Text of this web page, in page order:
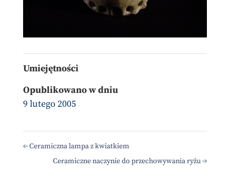
Umiejętności
Opublikowano w dniu
9 lutego 2005
←Ceramiczna lampa z kwiatkiem
Ceramiczne naczynie do przechowywania ryżu→